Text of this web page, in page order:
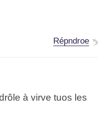
Réprdnoe
à vvire tuos les